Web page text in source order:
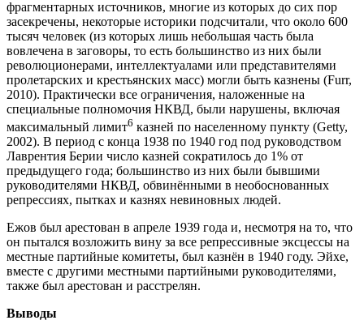
фрагментарных источников, многие из которых до сих пор
засекречены, некоторые историки подсчитали, что около 600
тысяч человек (из которых лишь небольшая часть была
вовлечена в заговоры, то есть большинство из них были
революционерами, интеллектуалами или представителями
пролетарских и крестьянских масс) могли быть казнены (Furr,
2010). Практически все ограничения, наложенные на
специальные полномочия НКВД, были нарушены, включая
максимальный лимит6 казней по населенному пункту (Getty,
2002). В период с конца 1938 по 1940 год под руководством
Лаврентия Берии число казней сократилось до 1% от
предыдущего года; большинство из них были бывшими
руководителями НКВД, обвинёнными в необоснованных
репрессиях, пытках и казнях невиновных людей.
Ежов был арестован в апреле 1939 года и, несмотря на то, что
он пытался возложить вину за все репрессивные эксцессы на
местные партийные комитеты, был казнён в 1940 году. Эйхе,
вместе с другими местными партийными руководителями,
также был арестован и расстрелян.
Выводы